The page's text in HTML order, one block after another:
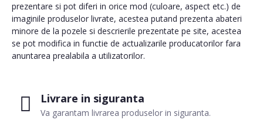
Livrare in siguranta
Va garantam livrarea produselor in siguranta.
prezentare si pot diferi in orice mod (culoare, aspect etc.) de
imaginile produselor livrate, acestea putand prezenta abateri
minore de la pozele si descrierile prezentate pe site, acestea
se pot modifica in functie de actualizarile producatorilor fara
anuntarea prealabila a utilizatorilor.